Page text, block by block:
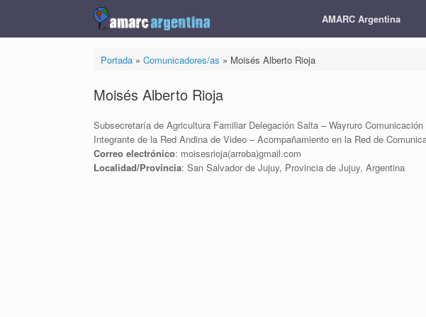
AMARC Argentina
Portada» Comunicadores/as » Moisés Alberto Rioja
Moisés Alberto Rioja
Subsecretaría de Agricultura Familiar Delegación Salta – Wayruro
Integrante de la Red Andina de Video – Acompañamiento en la Red de
Correo electrónico: moisesrioja(arroba)gmail.com
Localidad/Provincia: San Salvador de Jujuy, Provincia de Jujuy, Argentina